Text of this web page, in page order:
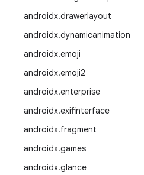
androidx.drawerlayout
androidx.dynamicanimation
androidx.emoji
androidx.emoji2
androidx.enterprise
androidx.exifinterface
androidx.fragment
androidx.games
androidx.glance